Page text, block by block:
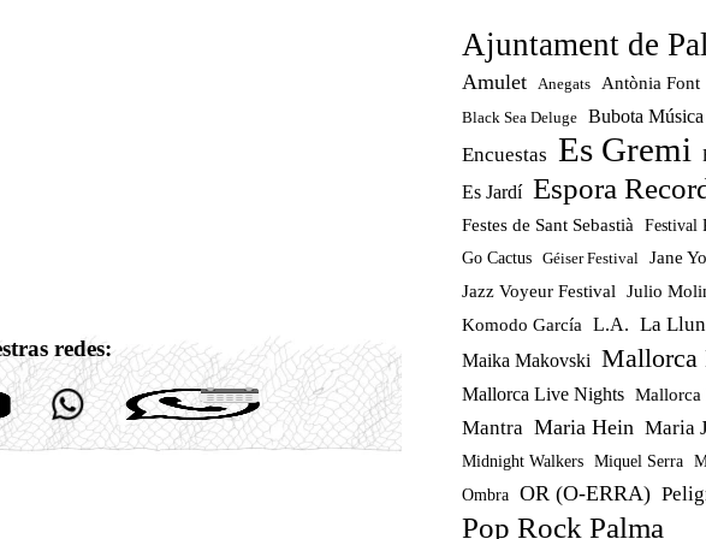
redes:
Ajuntament de
Amulet Anegats Antònia Font
Black Sea Deluge Bubota Música
Encuestas Es Gremi
Es Jardí Espora
Festes de Sant Sebastià Festival
Go Cactus Géiser Festival Jane Yo
Jazz Voyeur Festival Julio
Komodo García L.A. La
Maika Makovski Mallorca
Mallorca Live Nights Mallorca
Mantra Maria Hein Maria
Midnight Walkers Miquel Serra
Ombra OR (O-ERRA)
Pop Rock Palma